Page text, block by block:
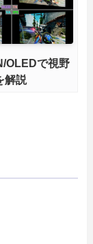
OLEDで視野
解説